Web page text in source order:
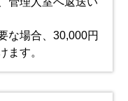
な場合、30,000円
ます。